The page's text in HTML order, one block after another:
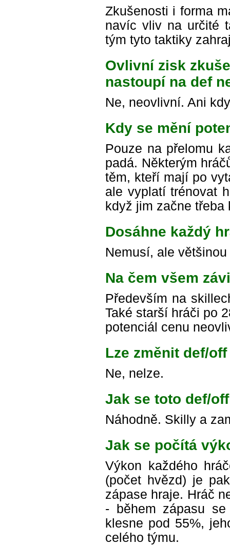
Zkušenosti i forma
navíc vliv na určité
tým tyto taktiky
Ovlivní zisk
nastoupí na def
Ne, neovlivní. Ani
Kdy se mění
Pouze na přelomu
padá. Některým
těm, kteří mají po
ale vyplatí trénovat
když jim začne třeba
Dosáhne každý
Nemusí, ale většinou
Na čem všem
Především na
Také starší hráči po
potenciál cenu
Lze změnit def/
Ne, nelze.
Jak se toto def/
Náhodně. Skilly a
Jak se počítá
Výkon každého
(počet hvězd) je
zápase hraje. Hráč
- během zápasu
klesne pod 55%,
celého týmu.